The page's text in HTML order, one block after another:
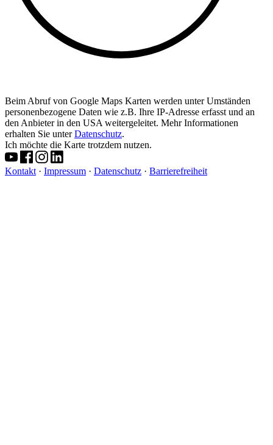
Beim Abruf von Google Maps Karten werden unter Umständen
personenbezogene Daten wie z.B. Ihre IP-Adresse erfasst und an
den Anbieter in den USA weitergeleitet. Mehr Informationen
erhalten Sie unterDatenschutz.
Ich möchte die Karte trotzdem nutzen.
Kontakt · Impressum · Datenschutz · Barrierefreiheit